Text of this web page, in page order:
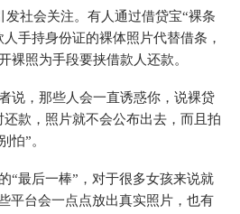
发社会关注。有人通过借贷宝“裸条
手持身份证的裸体照片代替借条，
裸照为手段要挟借款人还款。
说，那些人会一直诱惑你，说裸贷
款，照片就不会公布出去，而且拍
怕”。
“最后一棒”，对于很多女孩来说就
平台会一点点放出真实照片，也有